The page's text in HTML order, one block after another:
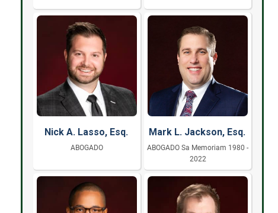
Nick A. Lasso, Esq.
ABOGADO
Mark L. Jackson, Esq.
ABOGADO Sa Memoriam 1980 -
2022